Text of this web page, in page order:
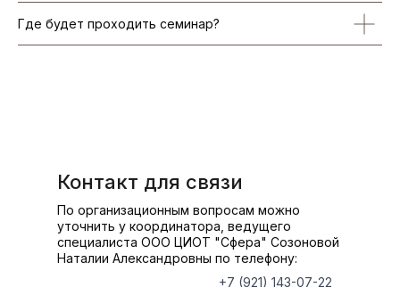
Где будет проходить семинар?
Контакт для связи
По организационным вопросам можно
уточнить у координатора, ведущего
специалиста ООО ЦИОТ "Сфера" Созоновой
Наталии Александровны по телефону:
+7 (921) 143-07-22